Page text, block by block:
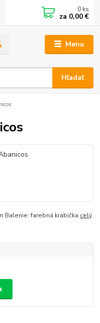
Menu
Hľadať
0 ks
za 0,00 €
Balenie: farebná krabička celý